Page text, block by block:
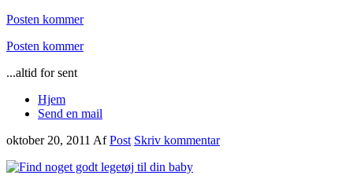
Posten kommer
Posten kommer
...altid for sent
Hjem
Send en mail
oktober 20, 2011 AfPost Skriv kommentar